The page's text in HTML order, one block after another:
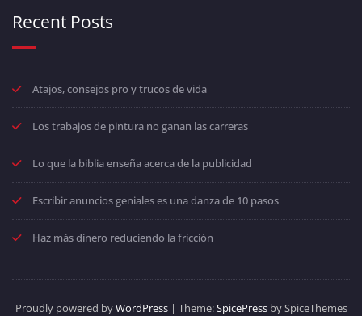
Recent Posts
Atajos, consejos pro y trucos de vida
Los trabajos de pintura no ganan las carreras
Lo que la biblia enseña acerca de la publicidad
Escribir anuncios geniales es una danza de 10 pasos
Haz más dinero reduciendo la fricción
Proudly powered byWordPress| Theme:SpicePressby SpiceThemes